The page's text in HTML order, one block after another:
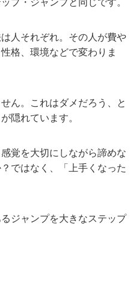
人それぞれ。その人が費や
格、環境などで変わりま
ん。これはダメだろう、と
隠れています。
覚を大切にしながら諦めな
ではなく、「上手くなった
ジャンプを大きなステップ